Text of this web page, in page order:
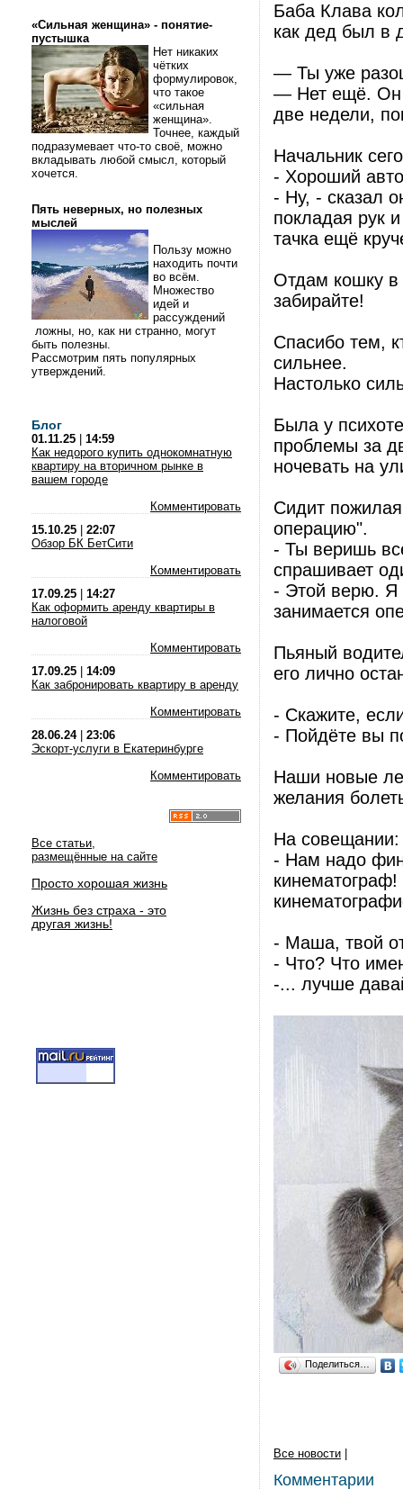
«Сильная женщина» - понятие-
пустышка
Нет никаких
чётких
формулировок,
что такое
«сильная
женщина».
Точнее, каждый
подразумевает что-то своё, можно
вкладывать любой смысл, который
хочется.
Пять неверных, но полезных
мыслей
Пользу можно
находить почти
во всём.
Множество
идей и
рассуждений
ложны, но, как ни странно, могут
быть полезны.
Рассмотрим пять популярных
утверждений.
Блог
01.11.25
14:59
Как недорого купить однокомнатную
квартиру на вторичном рынке в
вашем городе
Комментировать
15.10.25
22:07
Обзор БК БетСити
Комментировать
17.09.25
14:27
Как оформить аренду квартиры в
налоговой
Комментировать
17.09.25
14:09
Как забронировать квартиру в аренду
Комментировать
28.06.24| 23:06
Эскорт-услуги в Екатеринбурге
Комментировать
Все статьи,
размещённые на сайте
Просто хорошая жизнь
Жизнь без страха - это
другая жизнь!
Баба Клава
как дед был в
— Ты уже
— Нет ещё. Он
две недели,
Начальник
- Хороший
- Ну, - сказал
покладая рук
тачка ещё
Отдам кошку в
забирайте!
Спасибо тем,
сильнее.
Настолько
Была у
проблемы за
ночевать на
Сидит
операцию".
- Ты веришь
спрашивает
- Этой верю. Я
занимается
Пьяный
его лично
- Скажите,
- Пойдёте вы
Наши новые
желания
На совещании:
- Нам надо
- Маша, твой
- Что? Что
-... лучше
Поделиться…
Все новости
Комментарии